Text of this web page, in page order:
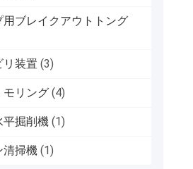
用ブレイクアウトトング
リ装置 (3)
モリング (4)
平掘削機 (1)
清掃機 (1)